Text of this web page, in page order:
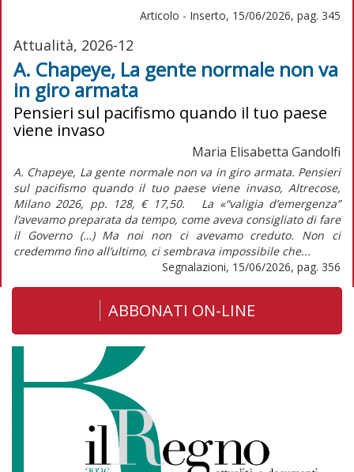
Articolo - Inserto, 15/06/2026, pag. 345
Attualità, 2026-12
A. Chapeye, La gente normale non va
in giro armata
Pensieri sul pacifismo quando il tuo paese
viene invaso
Maria Elisabetta Gandolfi
A. Chapeye, La gente normale non va in giro armata. Pensieri
sul pacifismo quando il tuo paese viene invaso, Altrecose,
Milano 2026, pp. 128, € 17,50. La «“valigia d’emergenza”
l’avevamo preparata da tempo, come aveva consigliato di fare
il Governo (…) Ma noi non ci avevamo creduto. Non ci
credemmo fino all’ultimo, ci sembrava impossibile che...
Segnalazioni, 15/06/2026, pag. 356
ABBONATI ON-LINE